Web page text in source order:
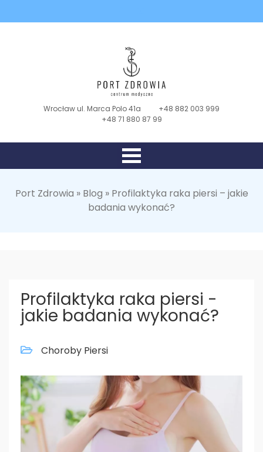
Wrocław ul. Marca Polo 41a
+48 882 003 999
+48 71 880 87 99
Port Zdrowia » Blog » Profilaktyka raka piersi – jakie
badania wykonać?
Profilaktyka raka piersi -
jakie badania wykonać?
Choroby Piersi